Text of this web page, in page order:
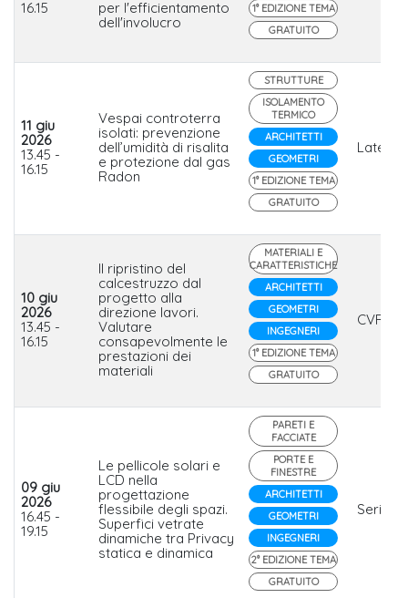
16.15
per l'efficientamento
dell'involucro
1° EDIZIONE TEMA
GRATUITO
11 giu
2026
13.45 -
16.15
Vespai controterra
isolati: prevenzione
dell’umidità di risalita
e protezione dal gas
Radon
STRUTTURE
ISOLAMENTO
TERMICO
ARCHITETTI
GEOMETRI
1° EDIZIONE TEMA
GRATUITO
Laterlite
10 giu
2026
13.45 -
16.15
Il ripristino del
calcestruzzo dal
progetto alla
direzione lavori.
Valutare
consapevolmente le
prestazioni dei
materiali
MATERIALI E
CARATTERISTICHE
ARCHITETTI
GEOMETRI
INGEGNERI
1° EDIZIONE TEMA
GRATUITO
CVR
09 giu
2026
16.45 -
19.15
Le pellicole solari e
LCD nella
progettazione
flessibile degli spazi.
Superfici vetrate
dinamiche tra Privacy
statica e dinamica
PARETI E
FACCIATE
PORTE E
FINESTRE
ARCHITETTI
GEOMETRI
INGEGNERI
2° EDIZIONE TEMA
GRATUITO